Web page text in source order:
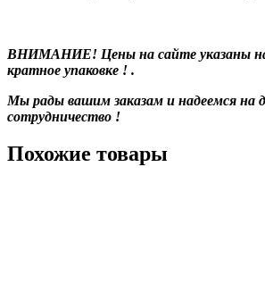
ВНИМАНИЕ! Цены на сайте указаны на
кратное упаковке ! .
Мы рады вашим заказам и надеемся на
сотрудничество !
Похожие товары